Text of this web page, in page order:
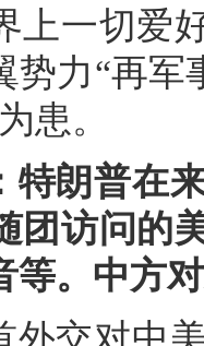
上一切爱
势力“再
患。
特朗普在
团访问的
等。中方
外交对中